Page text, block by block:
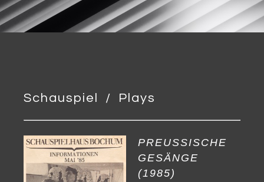
Schauspiel / Plays
PREUSSISCHE
GESÄNGE
(1985)